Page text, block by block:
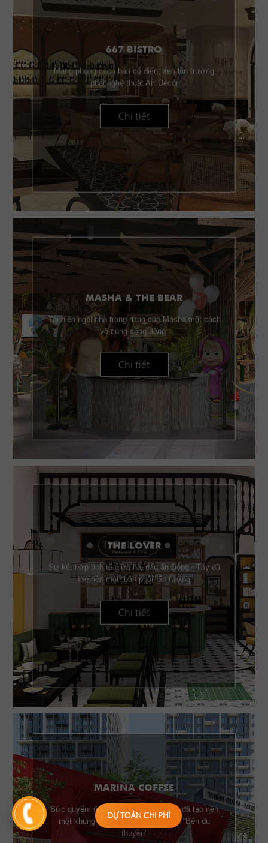
667 BISTRO
Mang phong cách bán cổ điển, xen lẫn trường
phái nghệ thuật Art Décor
Chi tiết
MASHA & THE BEAR
Tái hiện ngôi nhà trong rừng của Masha một cách
vô cùng sống động.
Chi tiết
THE LOVER
Sự kết hợp tinh tế giữa hai dấu ấn Đông - Tây đã
tạo nên một “bản phối” ấn tượng
Chi tiết
MARINA COFFEE
Sức quyến rũ của những chiếc buồm đã tạo nên
một khung cảnh đặc trưng của một “Bến du
thuyền”
DỰ TOÁN CHI PHÍ